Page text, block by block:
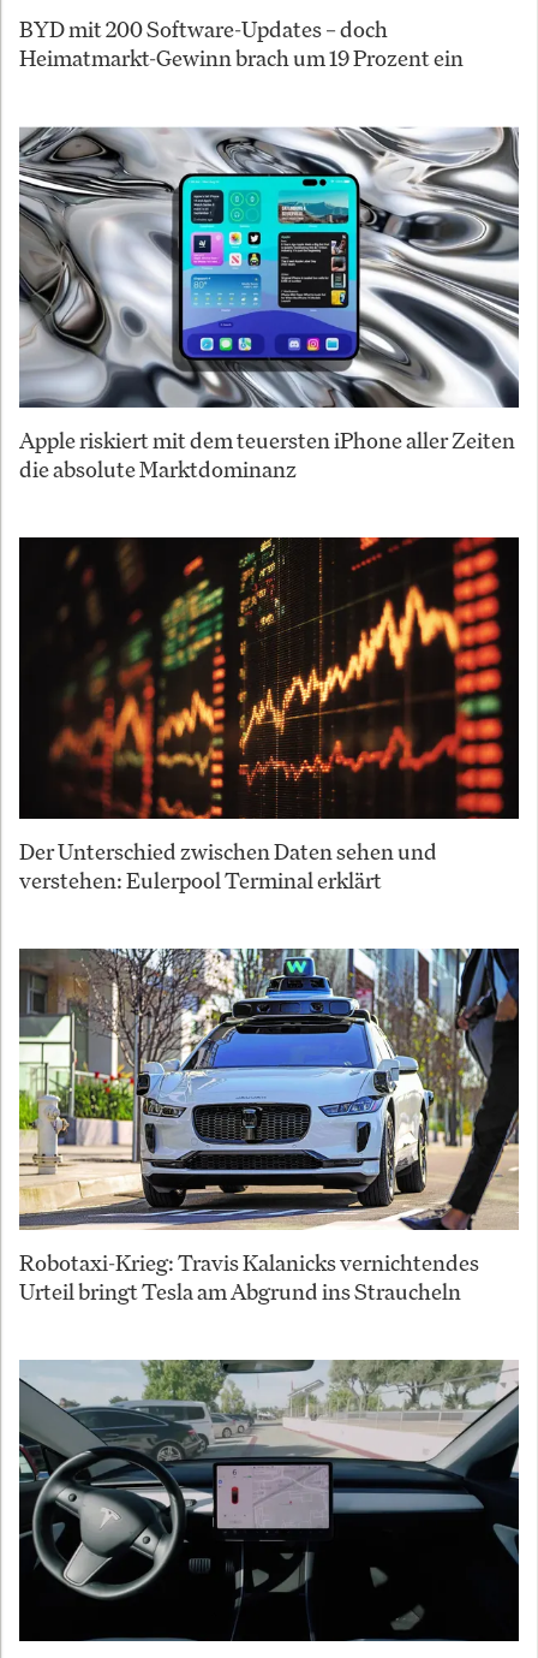
BYD mit 200 Software-Updates – doch
Heimatmarkt-Gewinn brach um 19 Prozent ein
Apple riskiert mit dem teuersten iPhone aller Zeiten
die absolute Marktdominanz
Der Unterschied zwischen Daten sehen und
verstehen: Eulerpool Terminal erklärt
Robotaxi-Krieg: Travis Kalanicks vernichtendes
Urteil bringt Tesla am Abgrund ins Straucheln